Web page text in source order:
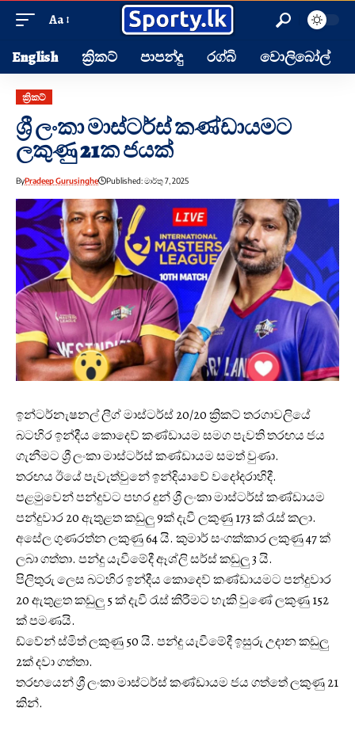
Aa
English ක්‍රිකට් පාපන්දු රග්බි වොලිබෝල්
ක්‍රිකට්
ශ්‍රී ලංකා මාස්ටර්ස් කණ්ඩායමට
ලකුණු 21ක ජයක්
ByPradeep Gurusinghe Published: මාර්තු 7, 2025
ඉන්ටර්නැෂනල් ලීග් මාස්ටර්ස් 20/20 ක්‍රිකට් තරගාවලියේ
බටහිර ඉන්දීය කොදෙව් කණ්ඩායම සමග පැවති තරඟය ජය
ගැනීමට ශ්‍රී ලංකා මාස්ටර්ස් කණ්ඩායම සමත් වුණා.
තරඟය ඊයේ පැවැත්වුනේ ඉන්දියාවේ වදෝදරාහිදී.
පළමුවෙන් පන්දුවට පහර දුන් ශ්‍රී ලංකා මාස්ටර්ස් කණ්ඩායම
පන්දුවාර 20 ඇතුළත කඩුලු 9ක් දැවී ලකුණු 173 ක් රැස් කලා.
අසේල ගුණරත්න ලකුණු 64 යි. කුමාර් සංගක්කාර ලකුණු 47 ක්
ලබා ගත්තා. පන්දු යැවීමේදී ඈශ්ලි සර්ස් කඩුලු 3 යි.
පිලිතුරු ලෙස බටහිර ඉන්දීය කොදෙව් කණ්ඩායමට පන්දුවාර
20 ඇතුළත කඩුලු 5 ක් දැවී රැස් කිරීමට හැකි වුණේ ලකුණු 152
ක් පමණයි.
ඩ්වේන් ස්මිත් ලකුණු 50 යි. පන්දු යැවීමේදී ඉසුරු උදාන කඩුලු
2ක් දවා ගත්තා.
තරඟයෙන් ශ්‍රී ලංකා මාස්ටර්ස් කණ්ඩායම ජය ගත්තේ ලකුණු 21
කින්.